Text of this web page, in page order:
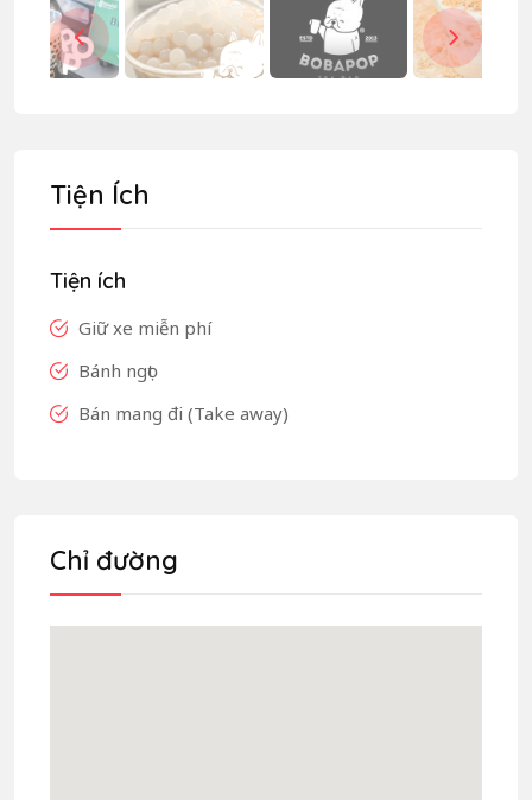
Tiện Ích
Tiện ích
Giữ xe miễn phí
Bánh ngọt
Bán mang đi (Take away)
Chỉ đường